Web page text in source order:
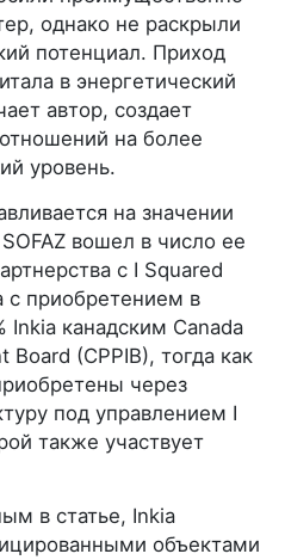
однако не раскрыли
потенциал. Приход
в энергетический
автор, создает
на более
уровень.
на значении
вошел в число ее
с I Squared
с приобретением в
Inkia канадским Canada
(CPPIB), тогда как
через
под управлением I
также участвует
в статье, Inkia
объектами